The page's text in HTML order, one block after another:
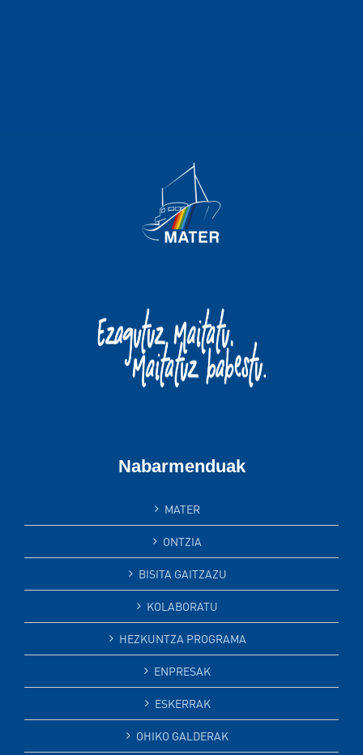
Nabarmenduak
MATER
ONTZIA
BISITA GAITZAZU
KOLABORATU
HEZKUNTZA PROGRAMA
ENPRESAK
ESKERRAK
OHIKO GALDERAK